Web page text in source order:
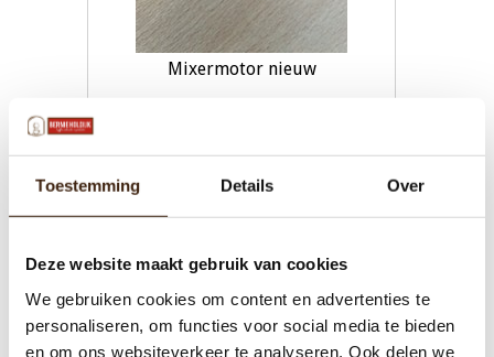
Toestemming Details Over
Deze website maakt gebruik van cookies
We gebruiken cookies om content en advertenties te
personaliseren, om functies voor social media te bieden
en om ons websiteverkeer te analyseren. Ook delen we
Mixermotor nieuw
Toevoegen aan winkelwagen